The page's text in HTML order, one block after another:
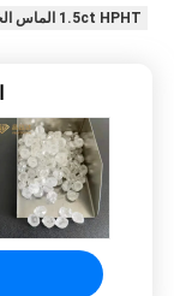
1.5ct HPHT الماس الخام الخام